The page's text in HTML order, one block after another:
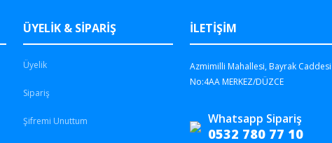
ÜYELİK & SİPARİŞ
Üyelik
Sipariş
Şifremi Unuttum
İLETİŞİM
Azmimilli Mahallesi, Bayrak Caddesi
No:4AA MERKEZ/DÜZCE
Whatsapp Sipariş
0532 780 77 10